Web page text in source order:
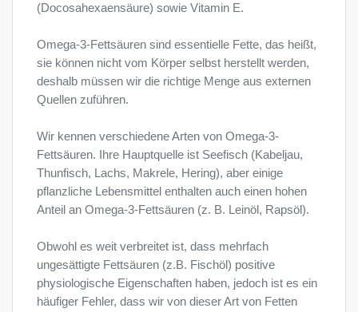
(Docosahexaensäure) sowie Vitamin E.
Omega-3-Fettsäuren sind essentielle Fette, das heißt,
sie können nicht vom Körper selbst herstellt werden,
deshalb müssen wir die richtige Menge aus externen
Quellen zuführen.
Wir kennen verschiedene Arten von Omega-3-
Fettsäuren. Ihre Hauptquelle ist Seefisch (Kabeljau,
Thunfisch, Lachs, Makrele, Hering), aber einige
pflanzliche Lebensmittel enthalten auch einen hohen
Anteil an Omega-3-Fettsäuren (z. B. Leinöl, Rapsöl).
Obwohl es weit verbreitet ist, dass mehrfach
ungesättigte Fettsäuren (z.B. Fischöl) positive
physiologische Eigenschaften haben, jedoch ist es ein
häufiger Fehler, dass wir von dieser Art von Fetten